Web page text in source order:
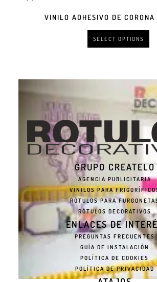
VINILO ADHESIVO DE CORONA
SELECT OPTIONS
GRUPO CREATELO
AGENCIA PUBLICITARIA
VINILOS PARA
RÓTULOS PARA
RÓTULOS DECORATIVOS
ENLACES DE
PREGUNTAS FRECUENTES
GUÍA DE INSTALACIÓN
POLÍTICA DE COOKIES
POLÍTICA DE PRIVACIDAD